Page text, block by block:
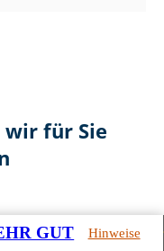
wir für Sie
GUT Hinweise